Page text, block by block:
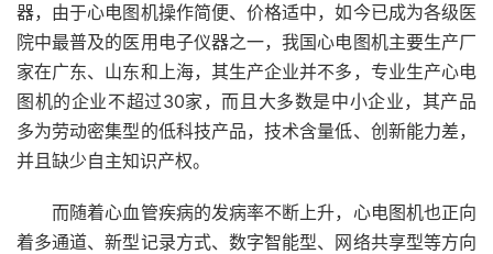
器，由于心电图机操作简便、价格适中，如今已成为各级医
院中最普及的医用电子仪器之一，我国心电图机主要生产厂
家在广东、山东和上海，其生产企业并不多，专业生产心电
图机的企业不超过30家，而且大多数是中小企业，其产品
多为劳动密集型的低科技产品，技术含量低、创新能力差，
并且缺少自主知识产权。
而随着心血管疾病的发病率不断上升，心电图机也正向
着多通道、新型记录方式、数字智能型、网络共享型等方向